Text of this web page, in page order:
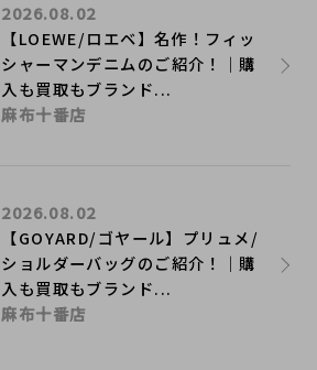
【LOEWE/ロエベ】名作！フィッ
シャーマンデニムのご紹介！｜購
入も買取もブランド...
2026.08.02
麻布十番店
【GOYARD/ゴヤール】プリュメ/
ショルダーバッグのご紹介！｜購
入も買取もブランド...
2026.08.02
麻布十番店